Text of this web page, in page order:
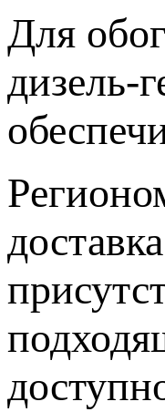
Для
дизель-